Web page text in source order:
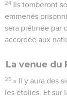
24 Ils tomberont
emmenés
sera piétinée par
accordée aux
La venue du
25 » Il y aura des
les étoiles. Et sur